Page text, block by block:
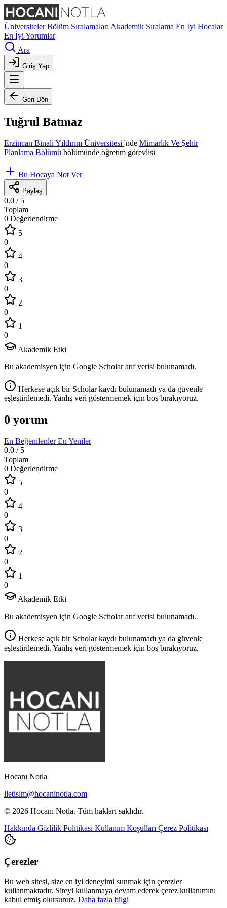
ÜniversitelerBölüm Sıralamaları Akademik Sıralama En İyi Hocalar
En İyi Yorumlar
Ara
Giriş Yap
Geri Dön
Tuğrul Batmaz
Erzincan Binali Yıldırım Üniversitesi 'nde Mimarlık Ve Şehir
Planlama Bölümü bölümünde öğretim görevlisi
Bu Hocaya Not Ver
Paylaş
0.0 / 5
Toplam
0 Değerlendirme
5
0
4
0
3
0
2
0
1
0
Akademik Etki
Bu akademisyen için Google Scholar atıf verisi bulunamadı.
Herkese açık bir Scholar kaydı bulunamadı ya da güvenle
eşleştirilemedi. Yanlış veri göstermemek için boş bırakıyoruz.
0 yorum
En BeğenilenlerEn Yeniler
0.0 / 5
Toplam
0 Değerlendirme
5
0
4
0
3
0
2
0
1
0
Akademik Etki
Bu akademisyen için Google Scholar atıf verisi bulunamadı.
Herkese açık bir Scholar kaydı bulunamadı ya da güvenle
eşleştirilemedi. Yanlış veri göstermemek için boş bırakıyoruz.
Hocanı Notla
iletisim@hocaninotla.com
© 2026 Hocanı Notla. Tüm hakları saklıdır.
Hakkında Gizlilik Politikası Kullanım Koşulları Çerez Politikası
Çerezler
Bu web sitesi, size en iyi deneyimi sunmak için çerezler
kullanmaktadır. Siteyi kullanmaya devam ederek çerez kullanımını
kabul etmiş olursunuz. Daha fazla bilgi